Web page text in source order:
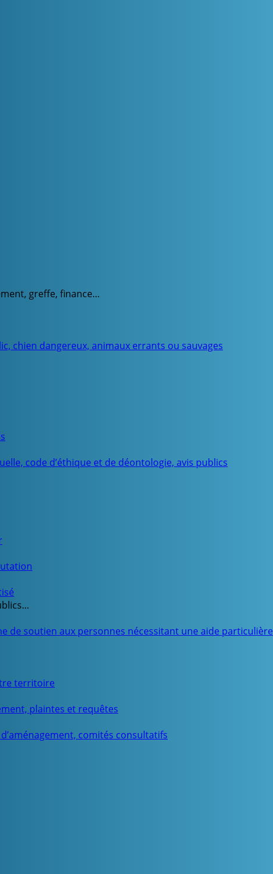
greffe, finance…
chien dangereux, animaux errants ou sauvages
code d’éthique et de déontologie, avis publics
de soutien aux personnes nécessitant une aide particulière
territoire
plaintes et requêtes
comités consultatifs